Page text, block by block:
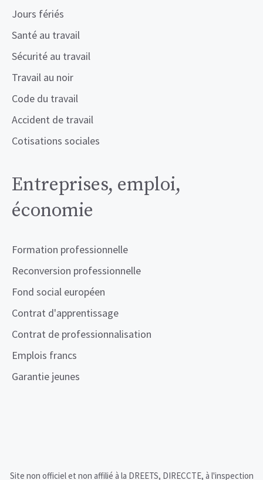
Jours fériés
Santé au travail
Sécurité au travail
Travail au noir
Code du travail
Accident de travail
Cotisations sociales
Entreprises, emploi,
économie
Formation professionnelle
Reconversion professionnelle
Fond social européen
Contrat d'apprentissage
Contrat de professionnalisation
Emplois francs
Garantie jeunes
Site non officiel et non affilié à la DREETS, DIRECCTE, à l'inspection